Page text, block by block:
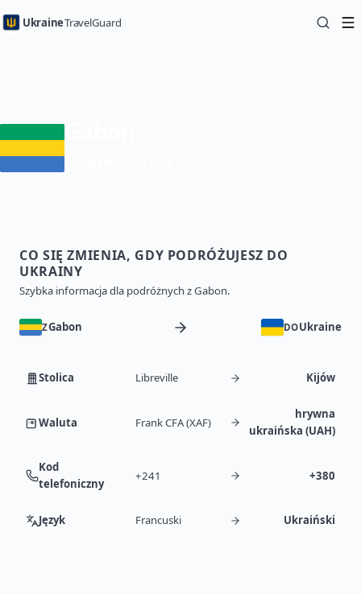
UkraineTravelGuard
CO SIĘ ZMIENIA, GDY PODRÓŻUJESZ DO
UKRAINY
Szybka informacja dla podróżnych z Gabon.
ZGabon DOUkraine
Stolica Libreville Kijów
Waluta Frank CFA (XAF)
hrywna
ukraińska (UAH)
Kod
telefoniczny
+241 +380
Język Francuski Ukraiński